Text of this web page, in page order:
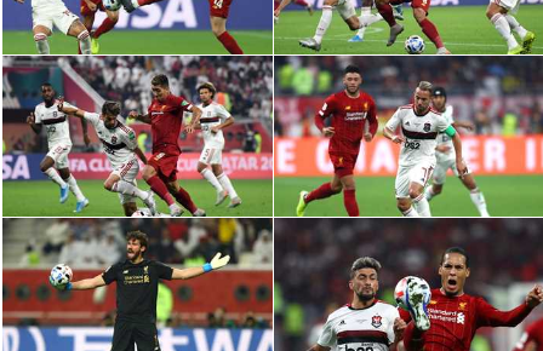
الدوري الفرنسي
الدوري السعودي للمحترفين
دوري أبطال أوروبا
دوري أبطال إفريقيا
كل البطولات